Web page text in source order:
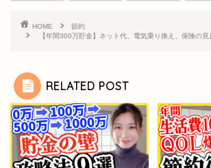
HOME
節約
【年間300万貯金】ネット代、電気乗り換え、保険の見
RELATED POST